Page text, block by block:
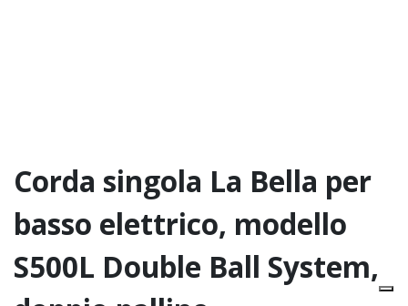
Corda singola La Bella per
basso elettrico, modello
S500L Double Ball System,